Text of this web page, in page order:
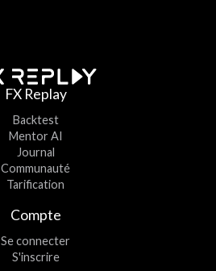
FX Replay
Backtest
Mentor AI
Journal
Communauté
Tarification
Compte
Se connecter
S'inscrire